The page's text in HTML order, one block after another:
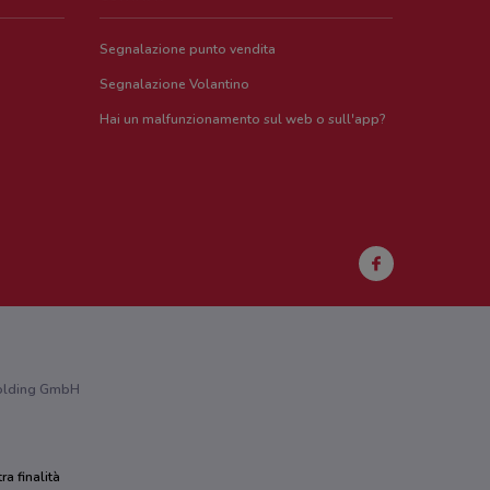
Segnalazione punto vendita
Segnalazione Volantino
Hai un malfunzionamento sul web o sull'app?
GmbH
finalità